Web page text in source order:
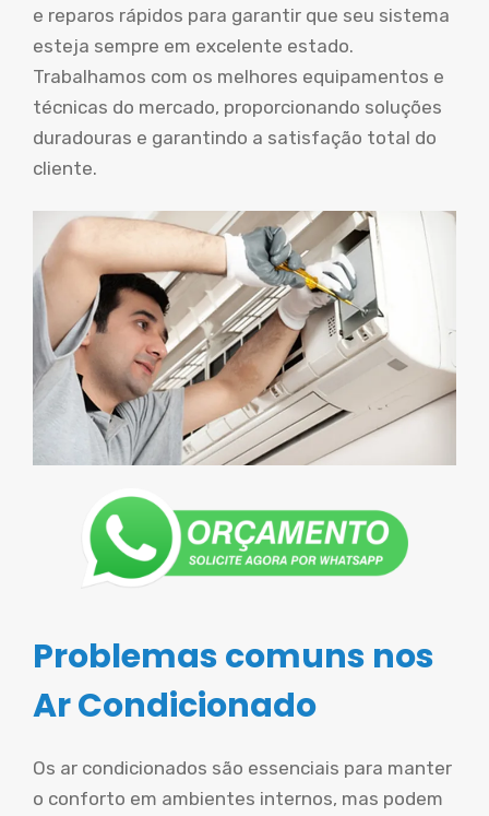
e reparos rápidos para garantir que seu sistema
esteja sempre em excelente estado.
Trabalhamos com os melhores equipamentos e
técnicas do mercado, proporcionando soluções
duradouras e garantindo a satisfação total do
cliente.
Problemas comuns nos
Ar Condicionado
Os ar condicionados são essenciais para manter
o conforto em ambientes internos, mas podem